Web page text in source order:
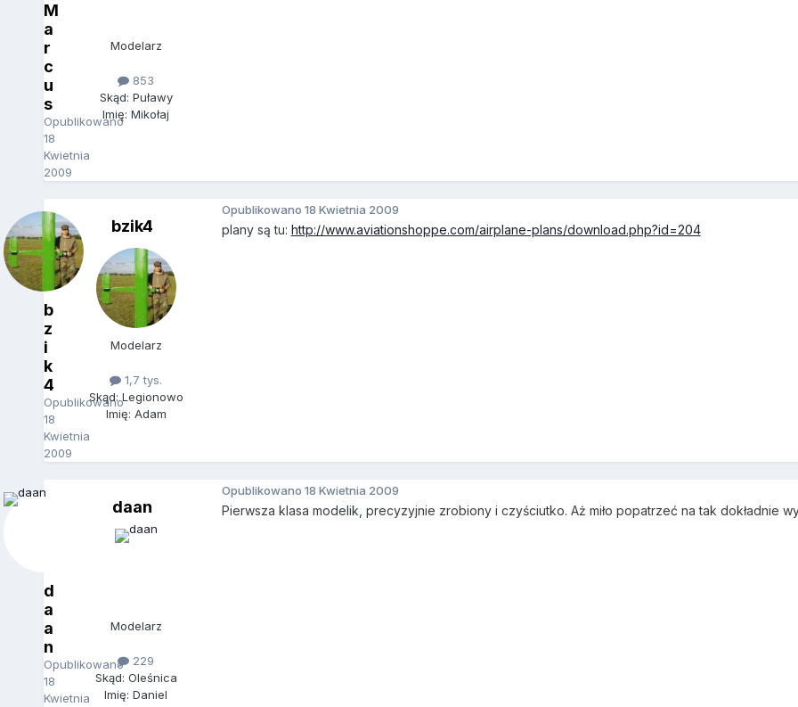
M
a
r
c
u
s
Opublikowano
18
Kwietnia
2009
Modelarz
853
Skąd: Puławy
Imię: Mikołaj
b
z
i
k
4
Opublikowano
18
Kwietnia
2009
bzik4
Modelarz
1,7 tys.
Skąd: Legionowo
Imię: Adam
Opublikowano 18 Kwietnia 2009
plany są tu: http://www.aviationshoppe.com/airplane-plans/download.php?id=204
d
a
a
n
Opublikowano
18
Kwietnia
daan
Modelarz
229
Skąd: Oleśnica
Imię: Daniel
Opublikowano 18 Kwietnia 2009
Pierwsza klasa modelik, precyzyjnie zrobiony i czyściutko. Aż miło popatrzeć na tak dokładnie